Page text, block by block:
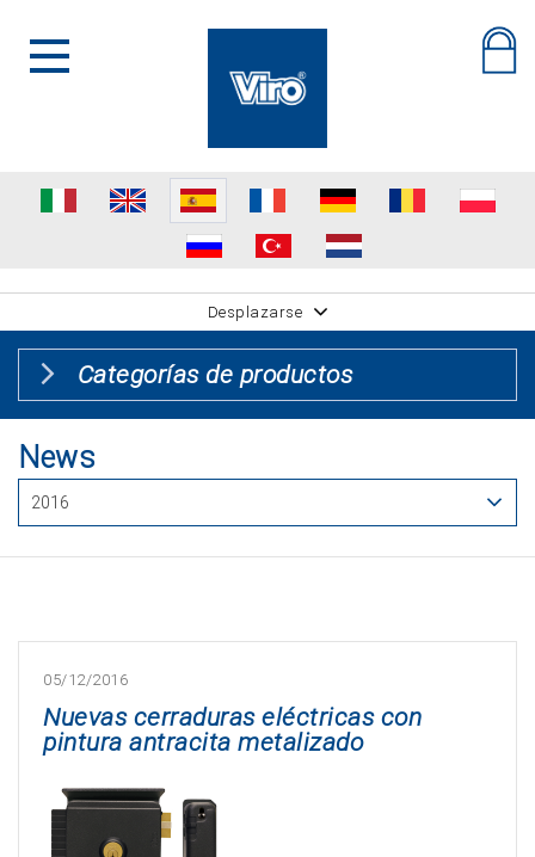
Desplazarse
Categorías de productos
News
05/12/2016
Nuevas cerraduras eléctricas con
pintura antracita metalizado